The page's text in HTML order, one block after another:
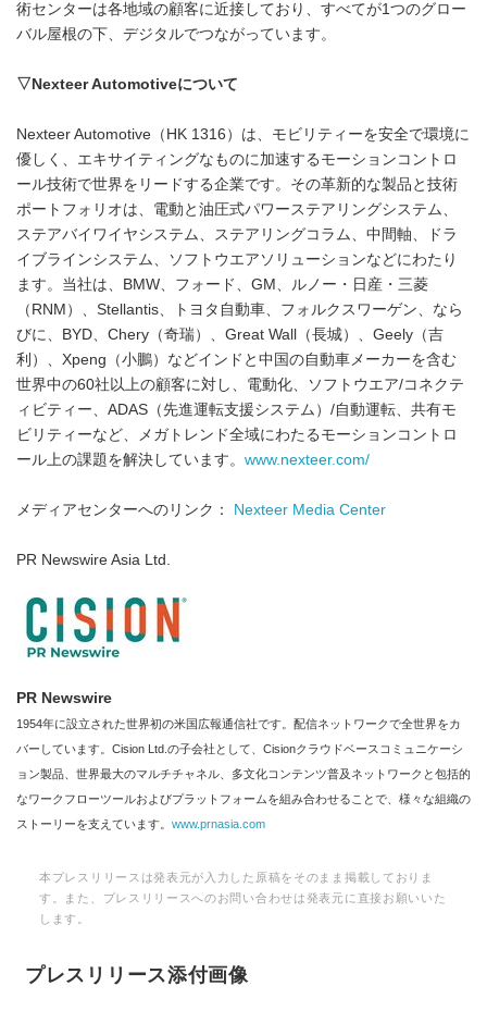
術センターは各地域の顧客に近接しており、すべてが1つのグロー
バル屋根の下、デジタルでつながっています。
▽ Nexteer Automotiveについて
Nexteer Automotive（HK 1316）は、モビリティーを安全で環境に
優しく、エキサイティングなものに加速するモーションコントロ
ール技術で世界をリードする企業です。その革新的な製品と技術
ポートフォリオは、電動と油圧式パワーステアリングシステム、
ステアバイワイヤシステム、ステアリングコラム、中間軸、ドラ
イブラインシステム、ソフトウエアソリューションなどにわたり
ます。当社は、BMW、フォード、GM、ルノー・日産・三菱
（RNM）、Stellantis、トヨタ自動車、フォルクスワーゲン、なら
びに、BYD、Chery（奇瑞）、Great Wall（長城）、Geely（吉
利）、Xpeng（小鵬）などインドと中国の自動車メーカーを含む
世界中の60社以上の顧客に対し、電動化、ソフトウエア/コネクテ
ィビティー、ADAS（先進運転支援システム）/自動運転、共有モ
ビリティーなど、メガトレンド全域にわたるモーションコントロ
ール上の課題を解決しています。 www.nexteer.com/
メディアセンターへのリンク： Nexteer Media Center
PR Newswire Asia Ltd.
PR Newswire
1954年に設立された世界初の米国広報通信社です。配信ネットワークで全世界をカ
バーしています。Cision Ltd.の子会社として、Cisionクラウドベースコミュニケーシ
ョン製品、世界最大のマルチチャネル、多文化コンテンツ普及ネットワークと包括的
なワークフローツールおよびプラットフォームを組み合わせることで、様々な組織の
ストーリーを支えています。 www.prnasia.com
本プレスリリースは発表元が入力した原稿をそのまま掲載しておりま
す。また、プレスリリースへのお問い合わせは発表元に直接お願いいた
します。
プレスリリース添付画像